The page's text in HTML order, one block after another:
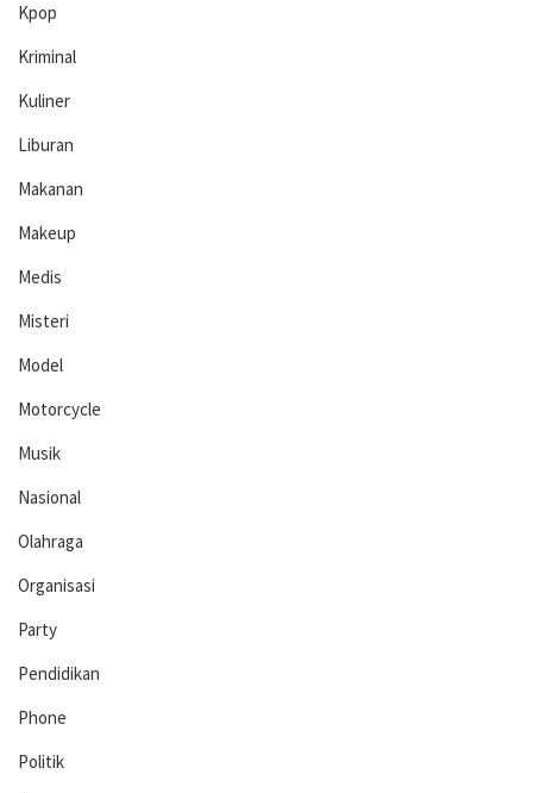
Kpop
Kriminal
Kuliner
Liburan
Makanan
Makeup
Medis
Misteri
Model
Motorcycle
Musik
Nasional
Olahraga
Organisasi
Party
Pendidikan
Phone
Politik